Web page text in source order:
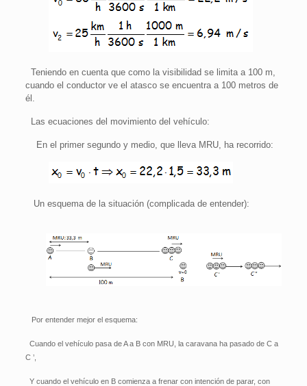
Teniendo en cuenta que como la visibilidad se limita a 100 m,
cuando el conductor ve el atasco se encuentra a 100 metros de
él.
Las ecuaciones del movimiento del vehículo:
En el primer segundo y medio, que lleva MRU, ha recorrido:
Un esquema de la situación (complicada de entender):
Por entender mejor el esquema:
Cuando el vehículo pasa de A a B con MRU, la caravana ha pasado de C a
C ’,
Y cuando el vehículo en B comienza a frenar con intención de parar, con